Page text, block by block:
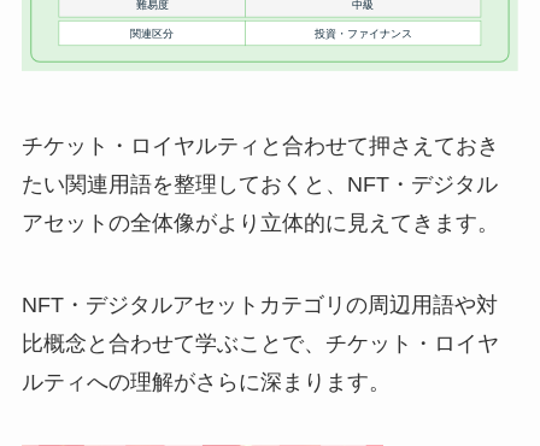
チケット・ロイヤルティと合わせて押さえておき
たい関連用語を整理しておくと、NFT・デジタル
アセットの全体像がより立体的に見えてきます。
NFT・デジタルアセットカテゴリの周辺用語や対
比概念と合わせて学ぶことで、チケット・ロイヤ
ルティへの理解がさらに深まります。